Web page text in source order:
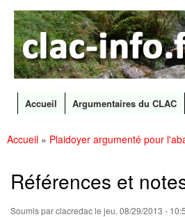
CLAC
Info
Les
grands
canaux
en
Menu principal
Accueil Argumentaires du CLAC
Accueil » Plaidoyer argumenté pour
Références et
Soumis parclacredacle jeu, 08/29/2013 -